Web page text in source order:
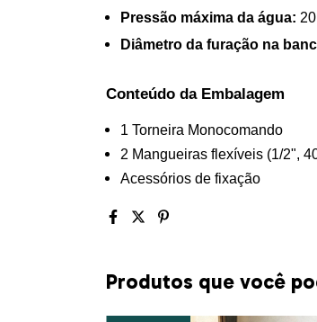
Pressão máxima da água:
Diâmetro da furação na
Conteúdo da Embalagem
1 Torneira Monocomando
2 Mangueiras flexíveis (1/2",
Acessórios de fixação
Produtos que você